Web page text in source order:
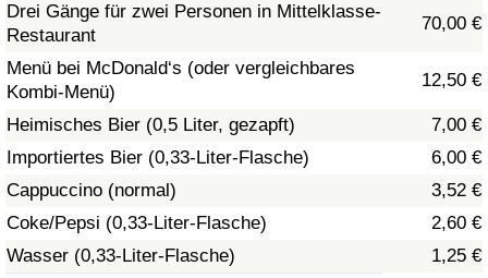
Drei Gänge für zwei Personen in Mittelklasse-
Restaurant
70,00 €
Menü bei McDonald‘s (oder vergleichbares
Kombi-Menü)
12,50 €
Heimisches Bier (0,5 Liter, gezapft)
7,00 €
Importiertes Bier (0,33-Liter-Flasche)
6,00 €
Cappuccino (normal)
3,52 €
Coke/Pepsi (0,33-Liter-Flasche)
2,60 €
Wasser (0,33-Liter-Flasche)
1,25 €
Lebenshaltungskosten-Index nach Land
in Akaba
Immobilienpreis-Index nach Land
Lebensqualitätsindex nach Land
Kriminalität
Kriminalitäts-Index (aktuell)
Kriminalitäts-Index
Kriminalitätsindex nach Land